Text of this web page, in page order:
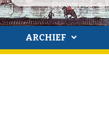
ARCHIEF